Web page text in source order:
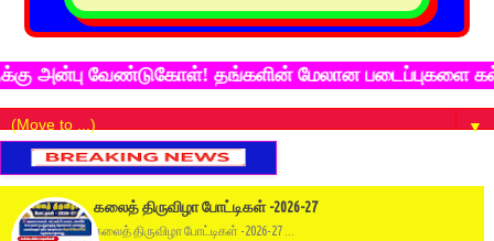
வேண்டுகோள்! தங்களின் மேலான படைப்புகளை
▼
கலைத் திருவிழா போட்டிகள் -2026-27
கலைத் திருவிழா போட்டிகள் -2026-27 ...